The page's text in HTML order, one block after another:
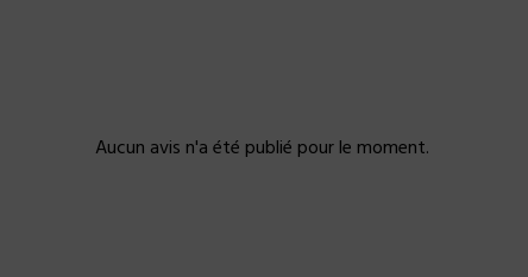
Aucun avis n'a été publié pour le moment.